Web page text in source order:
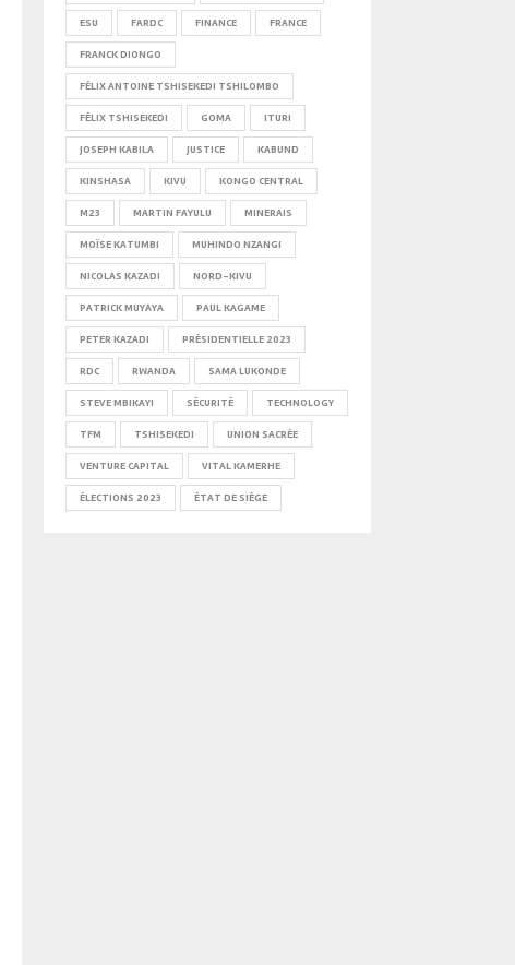
ESU FARDC FINANCE FRANCE
FRANCK DIONGO
FÉLIX ANTOINE TSHISEKEDI TSHILOMBO
FÉLIX TSHISEKEDI GOMA ITURI
JOSEPH KABILA JUSTICE KABUND
KINSHASA KIVU KONGO CENTRAL
M23 MARTIN FAYULU MINERAIS
MOÏSE KATUMBI MUHINDO NZANGI
NICOLAS KAZADI NORD-KIVU
PATRICK MUYAYA PAUL KAGAME
PETER KAZADI PRÉSIDENTIELLE 2023
RDC RWANDA SAMA LUKONDE
STEVE MBIKAYI SÉCURITÉ TECHNOLOGY
TFM TSHISEKEDI UNION SACRÉE
VENTURE CAPITAL VITAL KAMERHE
ÉLECTIONS 2023 ÉTAT DE SIÈGE